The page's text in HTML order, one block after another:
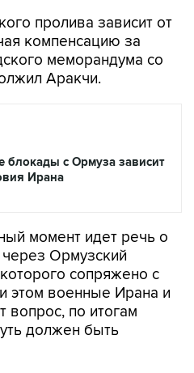
пролива зависит от
компенсацию за
меморандума со
Аракчи.
блокады с Ормуза зависит
Ирана
момент идет речь о
Ормузский
сопряжено с
этом военные Ирана и
вопрос, по итогам
должен быть